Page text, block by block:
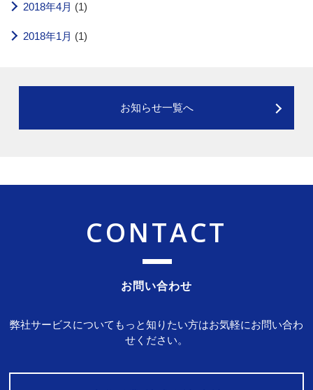
2018年4月 (1)
2018年1月 (1)
お知らせ一覧へ
CONTACT
お問い合わせ
弊社サービスについてもっと知りたい方はお気軽にお問い合わ
せください。